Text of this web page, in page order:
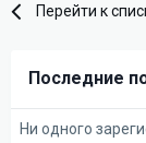
Перейти к
Последние
Ни одного